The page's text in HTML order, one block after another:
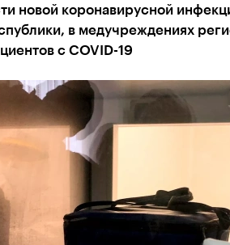
новой коронавирусной
в медучреждениях
с COVID-19